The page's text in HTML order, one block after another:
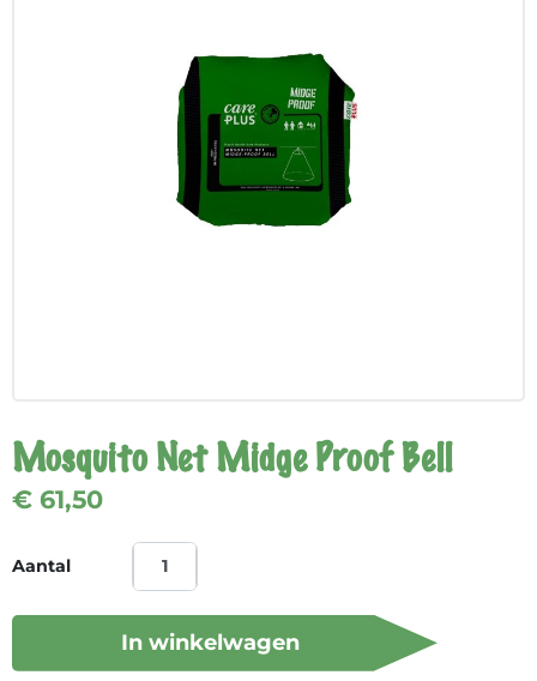
Mosquito Net Midge Proof Bell
€ 61,50
Aantal
In winkelwagen